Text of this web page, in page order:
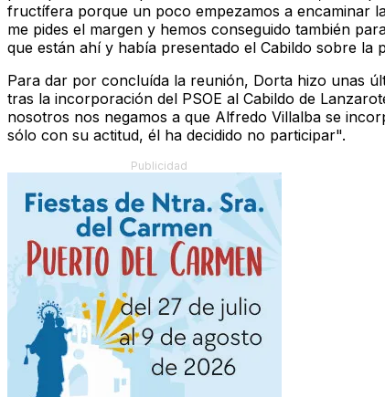
fructífera porque un poco empezamos a encaminar
me pides el margen y hemos conseguido también
que están ahí y había presentado el Cabildo sobre la
Para dar por concluída la reunión, Dorta hizo unas
tras la incorporación del PSOE al Cabildo de
nosotros nos negamos a que Alfredo Villalba se
sólo con su actitud, él ha decidido no participar".
Publicidad